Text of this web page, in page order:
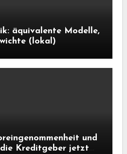
äquivalente Modelle,
(lokal)
und
Kreditgeber jetzt